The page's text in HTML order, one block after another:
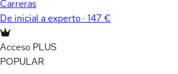
Carreras
De inicial a experto · 147 €
Acceso PLUS
POPULAR